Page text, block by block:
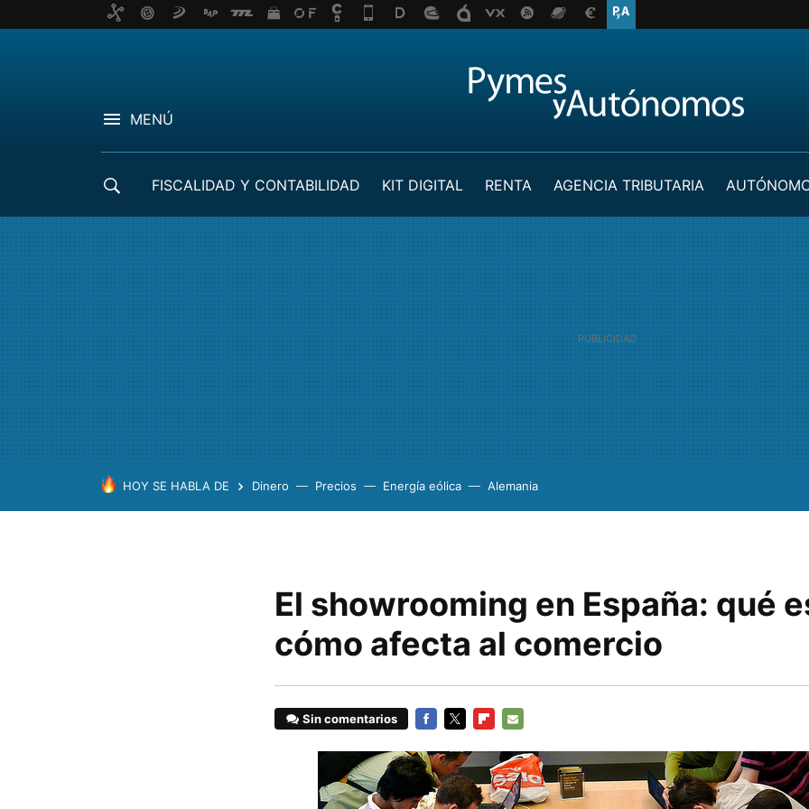
MENÚ
FISCALIDAD Y CONTABILIDAD KIT DIGITAL RENTA AGENCIA TRIBUTARIA
HOY SE HABLA DE Dinero Precios Energía eólica Alemania
El showrooming en España: qué
cómo afecta al comercio
Sin comentarios
MAIL